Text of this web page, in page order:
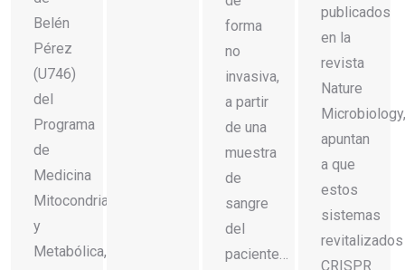
Belén
Pérez
(U746)
del
Programa
de
Medicina
Mitocondrial
y
Metabólica,
forma
no
invasiva,
a partir
de una
muestra
de
sangre
del
paciente…
publicados
en la
revista
Nature
Microbiology,
apuntan
a que
estos
sistemas
revitalizados
CRISPR